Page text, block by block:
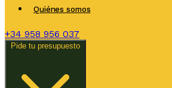
Quiénes somos
+34 958 956 037
Pide tu presupuesto